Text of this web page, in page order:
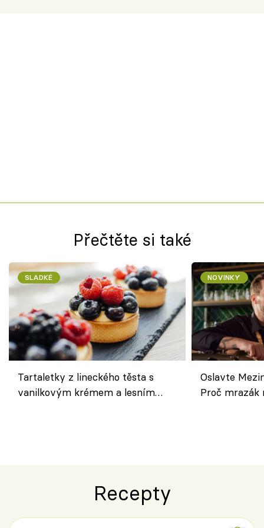
Přečtěte si také
SLADKÉ
Tartaletky z lineckého těsta s
vanilkovým krémem a lesním
NOVINKY
Oslavte
Proč
Recepty